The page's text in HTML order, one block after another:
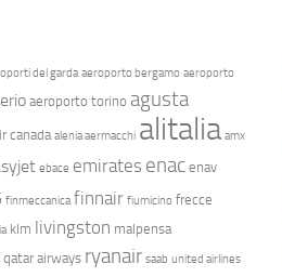
del garda aeroporto bergamo aeroporto
aeroporto torino agusta
canada alenia aermacchi alitalia amx
ebace emirates enac enav
finmeccanica finnair fiumicino frecce
klm livingston malpensa
qatar airways ryanair saab united airlines